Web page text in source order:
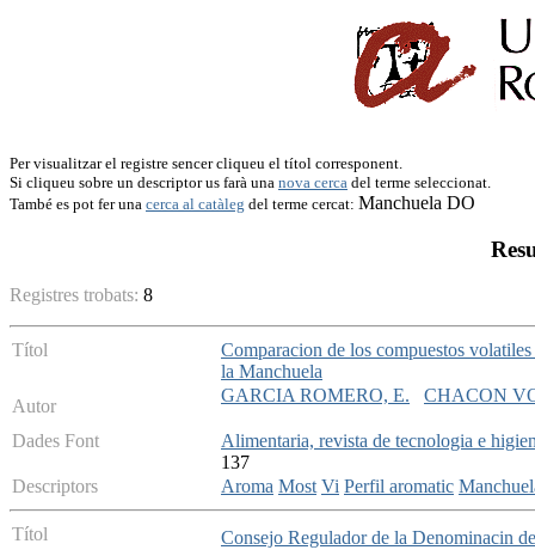
Per visualitzar el registre sencer cliqueu el títol corresponent.
Si cliqueu sobre un descriptor us farà una nova cerca del terme seleccionat.
També es pot fer una cerca al catàleg del terme cercat: Manchuela DO
Registres trobats: 8
Títol
Comparacion de los compuestos
la Manchuela
Autor
GARCIA ROMERO, E. CHACON
Dades Font
Alimentaria, revista de tecnologia e
137
Descriptors
Aroma Most Vi Perfil aromatic
Títol
Consejo Regulador de la Denominacin